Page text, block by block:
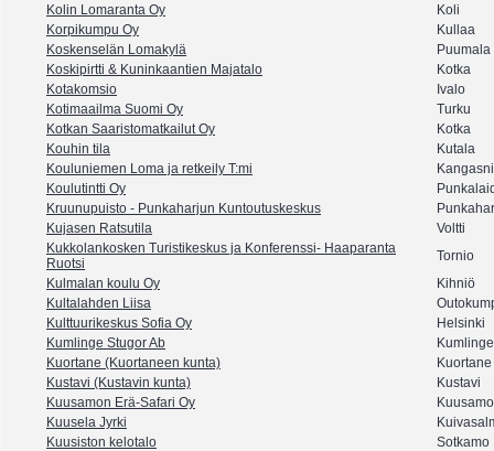
Kolin Lomaranta Oy
Koli
Korpikumpu Oy
Kullaa
Koskenselän Lomakylä
Puumala
Koskipirtti & Kuninkaantien Majatalo
Kotka
Kotakomsio
Ivalo
Kotimaailma Suomi Oy
Turku
Kotkan Saaristomatkailut Oy
Kotka
Kouhin tila
Kutala
Kouluniemen Loma ja retkeily T:mi
Koulutintti Oy
Kruunupuisto - Punkaharjun Kuntoutuskeskus
Kujasen Ratsutila
Voltti
Kukkolankosken Turistikeskus ja Konferenssi- Haaparanta
Ruotsi
Tornio
Kulmalan koulu Oy
Kihniö
Kultalahden Liisa
Kulttuurikeskus Sofia Oy
Helsinki
Kumlinge Stugor Ab
Kumlinge
Kuortane (Kuortaneen kunta)
Kuortane
Kustavi (Kustavin kunta)
Kustavi
Kuusamon Erä-Safari Oy
Kuusamo
Kuusela Jyrki
Kuusiston kelotalo
Sotkamo